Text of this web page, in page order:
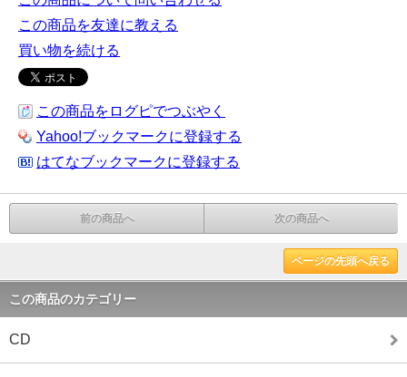
この商品を友達に教える
買い物を続ける
この商品をログピでつぶやく
Yahoo!ブックマークに登録する
はてなブックマークに登録する
前の商品へ 次の商品へ
ページの先頭へ戻る
この商品のカテゴリー
CD